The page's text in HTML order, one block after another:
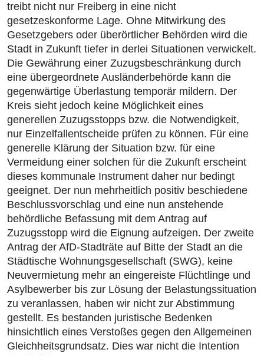
treibt nicht nur Freiberg in eine nicht
gesetzeskonforme Lage. Ohne Mitwirkung des
Gesetzgebers oder überörtlicher Behörden wird die
Stadt in Zukunft tiefer in derlei Situationen verwickelt.
Die Gewährung einer Zuzugsbeschränkung durch
eine übergeordnete Ausländerbehörde kann die
gegenwärtige Überlastung temporär mildern. Der
Kreis sieht jedoch keine Möglichkeit eines
generellen Zuzugsstopps bzw. die Notwendigkeit,
nur Einzelfallentscheide prüfen zu können. Für eine
generelle Klärung der Situation bzw. für eine
Vermeidung einer solchen für die Zukunft erscheint
dieses kommunale Instrument daher nur bedingt
geeignet. Der nun mehrheitlich positiv beschiedene
Beschlussvorschlag und eine nun anstehende
behördliche Befassung mit dem Antrag auf
Zuzugsstopp wird die Eignung aufzeigen. Der zweite
Antrag der AfD-Stadträte auf Bitte der Stadt an die
Städtische Wohnungsgesellschaft (SWG), keine
Neuvermietung mehr an eingereiste Flüchtlinge und
Asylbewerber bis zur Lösung der Belastungssituation
zu veranlassen, haben wir nicht zur Abstimmung
gestellt. Es bestanden juristische Bedenken
hinsichtlich eines Verstoßes gegen den Allgemeinen
Gleichheitsgrundsatz. Dies war nicht die Intention